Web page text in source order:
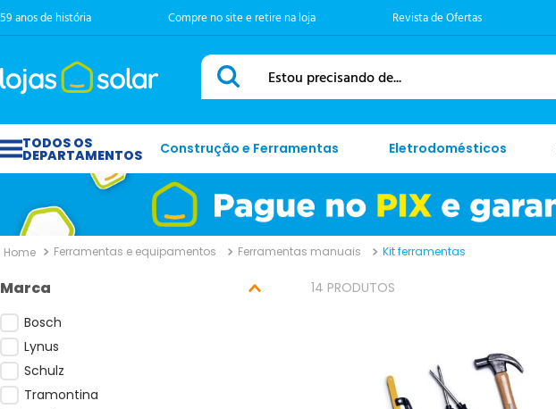
59 anos de história Compre no site e retire na loja Revista de Ofertas
Estou precisando de...
Construção e Ferramentas Eletrodomésticos
Ferramentas e equipamentos Ferramentas manuais Kit ferramentas
Marca
Bosch
Lynus
Schulz
Tramontina
14 PRODUTOS